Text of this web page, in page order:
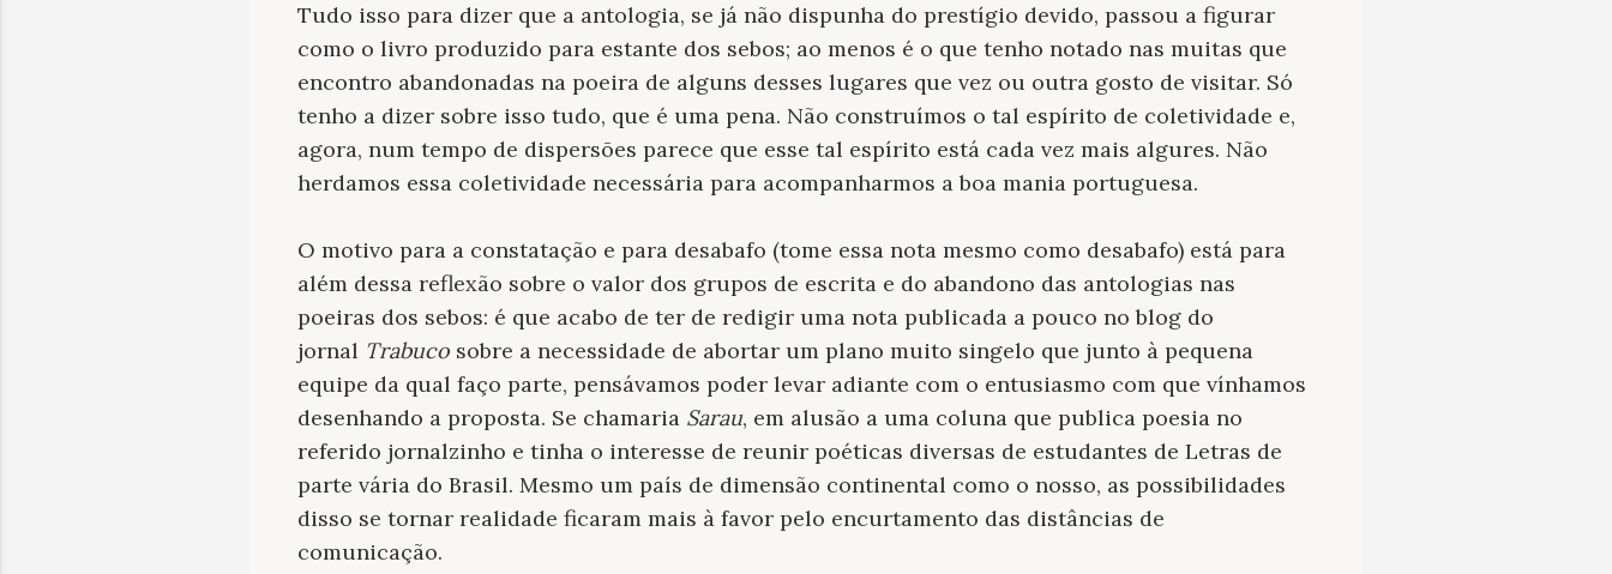
Tudo isso para dizer que a antologia, se já não dispunha do prestígio devido, passou a figurar
como o livro produzido para estante dos sebos; ao menos é o que tenho notado nas muitas que
encontro abandonadas na poeira de alguns desses lugares que vez ou outra gosto de visitar. Só
tenho a dizer sobre isso tudo, que é uma pena. Não construímos o tal espírito de coletividade e,
agora, num tempo de dispersões parece que esse tal espírito está cada vez mais algures. Não
herdamos essa coletividade necessária para acompanharmos a boa mania portuguesa.
O motivo para a constatação e para desabafo (tome essa nota mesmo como desabafo) está para
além dessa reflexão sobre o valor dos grupos de escrita e do abandono das antologias nas
poeiras dos sebos: é que acabo de ter de redigir uma nota publicada a pouco no blog do
jornal Trabuco sobre a necessidade de abortar um plano muito singelo que junto à pequena
equipe da qual faço parte, pensávamos poder levar adiante com o entusiasmo com que vínhamos
desenhando a proposta. Se chamaria Sarau, em alusão a uma coluna que publica poesia no
referido jornalzinho e tinha o interesse de reunir poéticas diversas de estudantes de Letras de
parte vária do Brasil. Mesmo um país de dimensão continental como o nosso, as possibilidades
disso se tornar realidade ficaram mais à favor pelo encurtamento das distâncias de
comunicação.